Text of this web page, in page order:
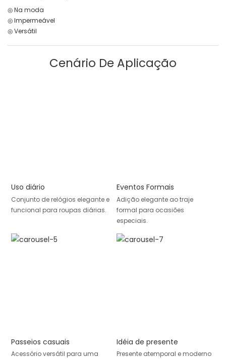
◎ Na moda
◎ Impermeável
◎ Versátil
Cenário De Aplicação
Uso diário
Conjunto de relógios elegante e
funcional para roupas diárias.
Eventos Formais
Adição elegante ao traje
formal para ocasiões
especiais.
Passeios casuais
Acessório versátil para uma
Idéia de presente
Presente atemporal e moderno